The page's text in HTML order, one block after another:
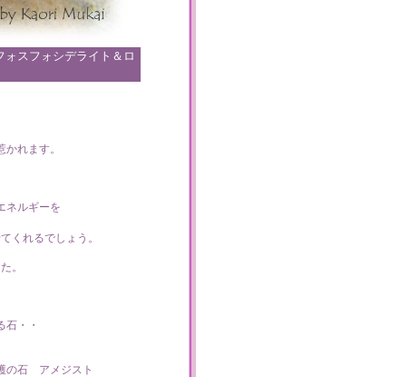
スフォシデライト＆ロ
れます。
ネルギーを
くれるでしょう。
。
・・
の石 アメジスト